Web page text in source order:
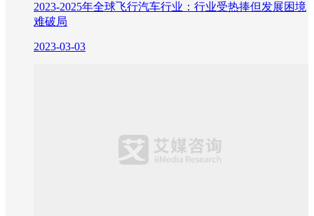
2023-2025年全球飞行汽车行业：行业受热捧但发展困境
难破局
2023-03-03